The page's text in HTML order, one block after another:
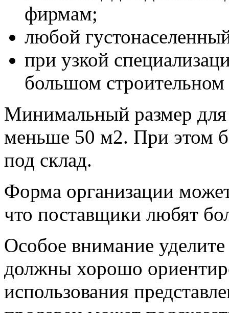
фирмам;
любой
при узкой
большом строительном
Минимальный размер
меньше 50 м2. При этом
под склад.
Форма организации
что поставщики любят
Особое внимание
должны хорошо
использования